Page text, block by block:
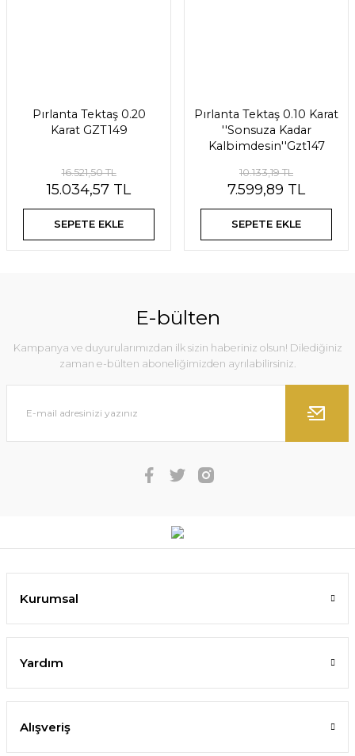
Pırlanta Tektaş 0.20
Karat GZT149
16.521,50 TL
15.034,57 TL
SEPETE EKLE
Pırlanta Tektaş 0.10 Karat
''Sonsuza Kadar
Kalbimdesin''Gzt147
10.133,19 TL
7.599,89 TL
SEPETE EKLE
E-bülten
Kampanya ve duyurularımızdan ilk sizin haberiniz olsun! Dilediğiniz
zaman e-bülten aboneliğimizden ayrılabilirsiniz.
Kurumsal
Yardım
Alışveriş